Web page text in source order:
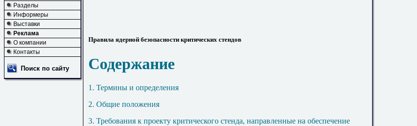
Разделы
Информеры
Выставки
Реклама
О компании
Контакты
Поиск по сайту
Правила ядерной безопасности критических стендов
Содержание
1. Термины и определения
2. Общие положения
3. Требования к проекту критического стенда, направленные на обеспечение